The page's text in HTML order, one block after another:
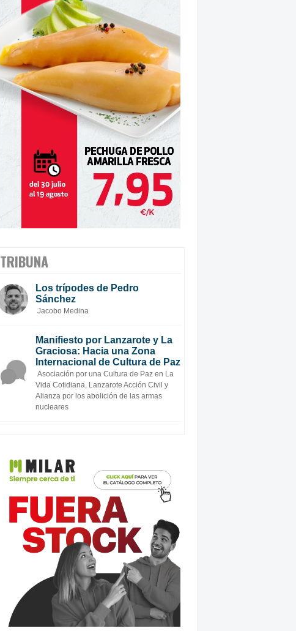
TRIBUNA
Los trípodes de Pedro
Sánchez
Jacobo Medina
Manifiesto por Lanzarote y La
Graciosa: Hacia una Zona
Internacional de Cultura de Paz
Asociación por una Cultura de Paz en La
Vida Cotidiana, Lanzarote Acción Civil y
Alianza por los abolición de las armas
nucleares